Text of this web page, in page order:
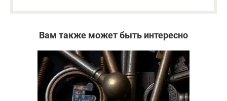
Вам также может быть интересно